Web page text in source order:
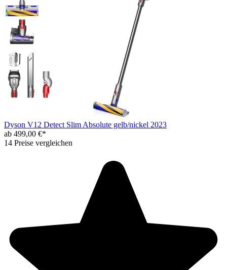
Dyson V12 Detect Slim Absolute gelb/nickel 2023
ab 499,00 €*
14 Preise vergleichen